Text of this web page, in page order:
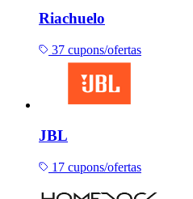
Riachuelo
37 cupons/ofertas
JBL
17 cupons/ofertas